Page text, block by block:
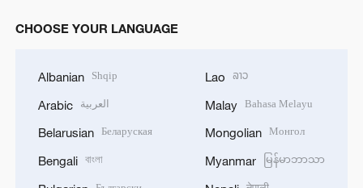
CHOOSE YOUR LANGUAGE
Albanian Shqip
Arabic العربية
Belarusian Беларуская
Bengali বাংলা
Lao ລາວ
Malay Bahasa Melayu
Mongolian Монгол
Myanmar မြန်မာဘာသာ